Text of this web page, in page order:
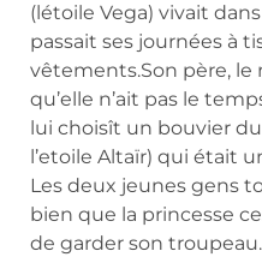
(létoile Vega) vivait
passait ses journées à
vêtements.Son père, le
qu’elle n’ait pas le
lui choisît un bouvier
l’etoile Altaïr) qui était
Les deux jeunes gens
bien que la princesse
de garder son troupeau.